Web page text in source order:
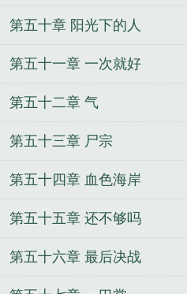
第五十章 阳光下的人
第五十一章 一次就好
第五十二章 气
第五十三章 尸宗
第五十四章 血色海岸
第五十五章 还不够吗
第五十六章 最后决战